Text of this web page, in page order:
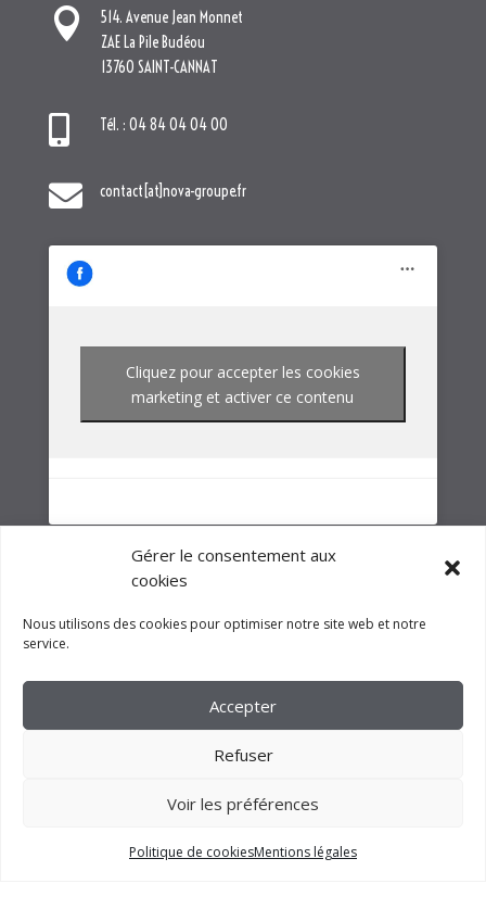
Gérer le consentement aux
cookies
Nous utilisons des cookies pour optimiser notre site web et notre
service.
Accepter
Refuser
Voir les préférences
Politique de cookiesMentions légales
 contact[at]nova-groupe.fr
Cliquez pour accepter les cookies
FM CRÉATION